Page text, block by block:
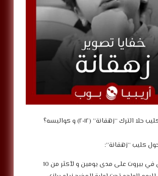
“زهقانة” (٢٠١٢) و كواليسه؟
كليب “زهقانة”:
تم تصوير العمل في بيروت على مدى يومين و لأكثر من 10